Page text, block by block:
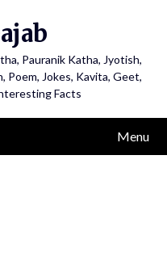
Pauranik Katha, Jyotish,
Poem, Jokes, Kavita, Geet,
Facts
Menu